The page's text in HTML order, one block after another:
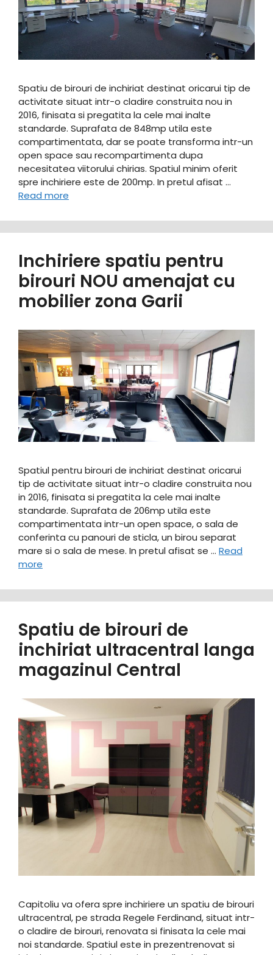
Spatiu de birouri de inchiriat destinat oricarui tip de
activitate situat intr-o cladire construita nou in
2016, finisata si pregatita la cele mai inalte
standarde. Suprafata de 848mp utila este
compartimentata, dar se poate transforma intr-un
open space sau recompartimenta dupa
necesitatea viitorului chirias. Spatiul minim oferit
spre inchiriere este de 200mp. In pretul afisat …
Read more
Inchiriere spatiu pentru
birouri NOU amenajat cu
mobilier zona Garii
Spatiul pentru birouri de inchiriat destinat oricarui
tip de activitate situat intr-o cladire construita nou
in 2016, finisata si pregatita la cele mai inalte
standarde. Suprafata de 206mp utila este
compartimentata intr-un open space, o sala de
conferinta cu panouri de sticla, un birou separat
mare si o sala de mese. In pretul afisat se … Read
more
Spatiu de birouri de
inchiriat ultracentral langa
magazinul Central
Capitoliu va ofera spre inchiriere un spatiu de birouri
ultracentral, pe strada Regele Ferdinand, situat intr-
o cladire de birouri, renovata si finisata la cele mai
noi standarde. Spatiul este in prezentrenovat si